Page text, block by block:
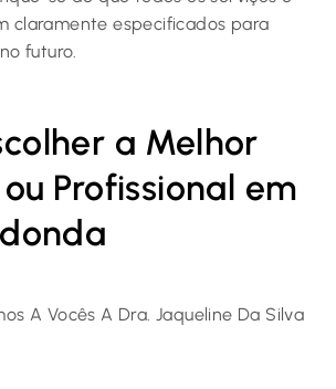
claramente especificados para
futuro.
a Melhor
Profissional em